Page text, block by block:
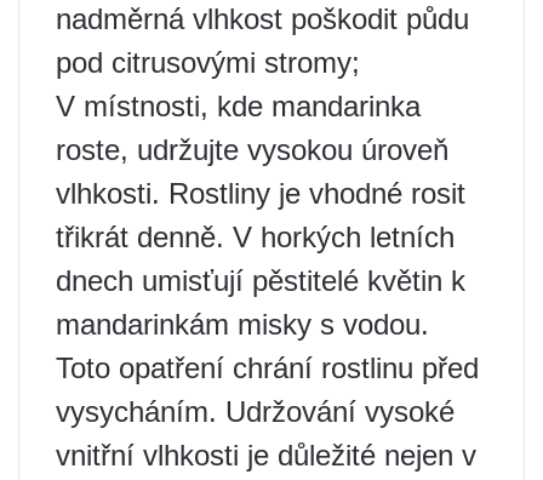
nadměrná vlhkost poškodit půdu
pod citrusovými stromy;
V místnosti, kde mandarinka
roste, udržujte vysokou úroveň
vlhkosti. Rostliny je vhodné rosit
třikrát denně. V horkých letních
dnech umisťují pěstitelé květin k
mandarinkám misky s vodou.
Toto opatření chrání rostlinu před
vysycháním. Udržování vysoké
vnitřní vlhkosti je důležité nejen v